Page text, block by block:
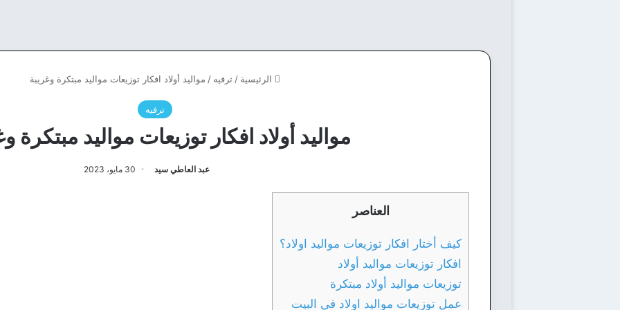
الرئيسية / ترفيه / مواليد أولاد افكار توزيعات مواليد مبتكرة وغريبة
ترفيه
مواليد أولاد افكار توزيعات مواليد مبتكرة
عبد العاطي سيد 30 مايو، 2023
العناصر
كيف أختار افكار توزيعات مواليد اولاد؟
افكار توزيعات مواليد أولاد
توزيعات مواليد أولاد مبتكرة
عمل توزيعات مواليد اولاد في البيت